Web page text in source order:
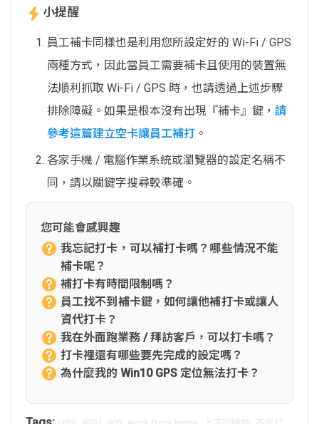
小提醒
員工補卡同樣也是利用您所設定好的 Wi-Fi / GPS
兩種方式，因此當員工需要補卡且使用的裝置無
法順利抓取 Wi-Fi / GPS 時，也請透過上述步驟
排除障礙。如果是根本沒有出現『補卡』鍵， 請
參考這篇建立空卡讓員工補打 。
各家手機 / 電腦作業系統或瀏覽器的設定名稱不
同，請以關鍵字搜尋較準確。
您可能會感興趣
我忘記打卡，可以補打卡嗎？哪些情況不能
補卡呢？
補打卡有時間限制嗎？
員工找不到補卡鍵，如何讓他補打卡或讓人
資代打卡？
我在外面跑業務 / 拜訪客戶，可以打卡嗎？
打卡裡還有哪些要先完成的設定嗎？
為什麼我的 Win10 GPS 定位無法打卡？